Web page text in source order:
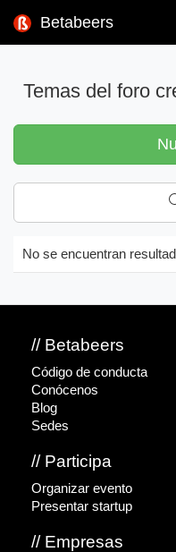
Betabeers
Temas del foro
No se encuentran
// Betabeers
Código de conducta
Conócenos
Blog
Sedes
// Participa
Organizar evento
Presentar startup
// Empresas